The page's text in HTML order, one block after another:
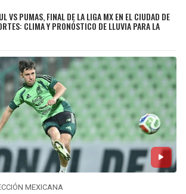
VS PUMAS, FINAL DE LA LIGA MX EN EL CIUDAD DE
CLIMA Y PRONÓSTICO DE LLUVIA PARA LA
MEXICANA